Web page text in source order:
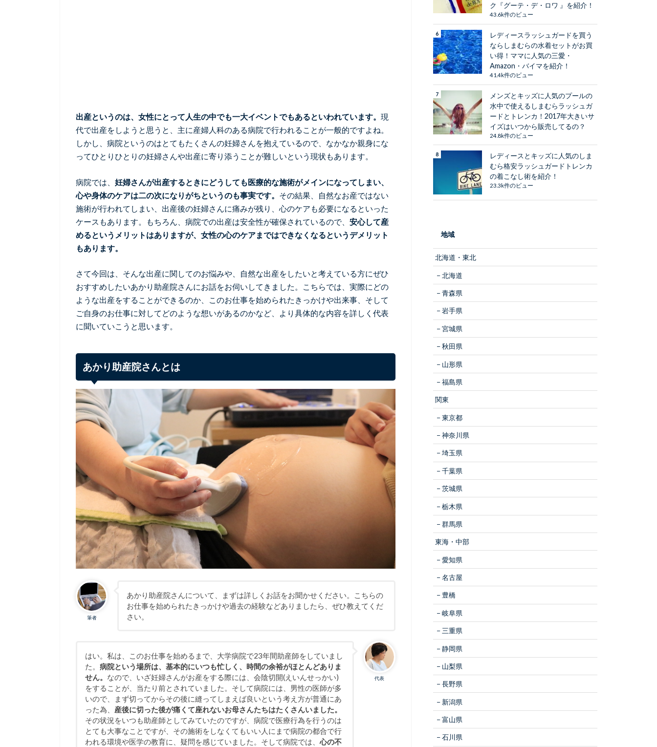
出産というのは、女性にとって人生の中でも一大イベントでもあるといわれています。 現
代で出産をしようと思うと、主に産婦人科のある病院で行われることが一般的ですよね。
しかし、病院というのはとてもたくさんの妊婦さんを抱えているので、なかなか親身にな
ってひとりひとりの妊婦さんや出産に寄り添うことが難しいという現状もあります。
病院では、 妊婦さんが出産するときにどうしても医療的な施術がメインになってしまい、
心や身体のケアは二の次になりがちというのも事実です。 その結果、自然なお産ではない
施術が行われてしまい、出産後の妊婦さんに痛みが残り、心のケアも必要になるといった
ケースもあります。もちろん、病院での出産は安全性が確保されているので、 安心して産
めるというメリットはありますが、女性の心のケアまではできなくなるというデメリット
もあります。
さて今回は、そんな出産に関してのお悩みや、自然な出産をしたいと考えている方にぜひ
おすすめしたいあかり助産院さんにお話をお伺いしてきました。こちらでは、実際にどの
ような出産をすることができるのか、このお仕事を始められたきっかけや出来事、そして
ご自身のお仕事に対してどのような想いがあるのかなど、より具体的な内容を詳しく代表
に聞いていこうと思います。
あかり助産院さんとは
筆者
あかり助産院さんについて、まずは詳しくお話をお聞かせください。こちらの
お仕事を始められたきっかけや過去の経験などありましたら、ぜひ教えてくだ
さい。
代表
はい。私は、このお仕事を始めるまで、大学病院で23年間助産師をしていまし
た。病院という場所は、基本的にいつも忙しく、時間の余裕がほとんどありま
せん。 なので、いざ妊婦さんがお産をする際には、会陰切開(えいんせっかい)
をすることが、当たり前とされていました。そして病院には、男性の医師が多
いので、まず切ってからその後に縫ってしまえば良いという考え方が普通にあ
った為、 産後に切った後が痛くて座れないお母さんたちはたくさんいました。
その状況をいつも助産師としてみていたのですが、病院で医療行為を行うのは
とても大事なことですが、その施術をしなくてもいい人にまで病院の都合で行
われる環境や医学の教育に、疑問を感じていました。そして病院では、心の不
ク『グーテ・デ・ロワ 』を紹介！
43.6k件のビュー
レディースラッシュガードを買う
ならしまむらの水着セットがお買
い得！ママに人気の三愛・
Amazon・バイマを紹介！
41.4k件のビュー
メンズとキッズに人気のプールの
水中で使えるしまむらラッシュガ
ードとトレンカ！2017年大きいサ
イズはいつから販売してるの？
24.8k件のビュー
レディースとキッズに人気のしま
むら格安ラッシュガードトレンカ
の着こなし術を紹介！
23.3k件のビュー
地域
北海道・東北
北海道
青森県
岩手県
宮城県
秋田県
山形県
福島県
関東
東京都
神奈川県
埼玉県
千葉県
茨城県
栃木県
群馬県
東海・中部
愛知県
名古屋
豊橋
岐阜県
三重県
静岡県
山梨県
長野県
新潟県
富山県
石川県